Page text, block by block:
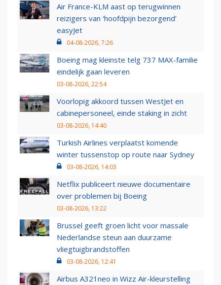
Air France-KLM aast op terugwinnen
reizigers van ‘hoofdpijn bezorgend’
easyJet
04-08-2026, 7:26
Boeing mag kleinste telg 737 MAX-familie
eindelijk gaan leveren
03-08-2026, 22:54
Voorlopig akkoord tussen WestJet en
cabinepersoneel, einde staking in zicht
03-08-2026, 14:40
Turkish Airlines verplaatst komende
winter tussenstop op route naar Sydney
03-08-2026, 14:03
Netflix publiceert nieuwe documentaire
over problemen bij Boeing
03-08-2026, 13:22
Brussel geeft groen licht voor massale
Nederlandse steun aan duurzame
vliegtuigbrandstoffen
03-08-2026, 12:41
Airbus A321neo in Wizz Air-kleurstelling